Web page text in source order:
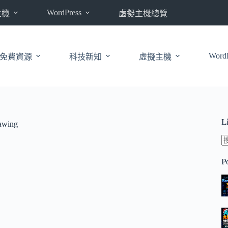
WordPress 虛擬主機總覽
免費資源 科技新知 虛擬主機